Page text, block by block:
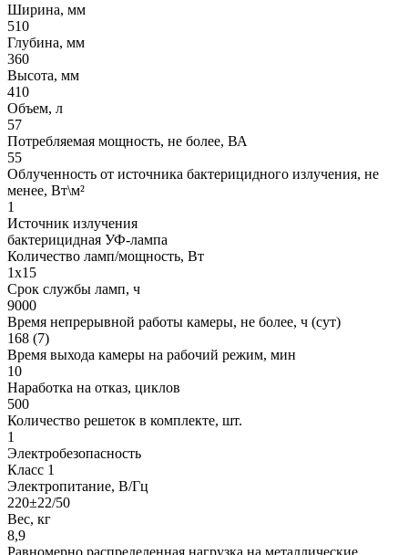
Ширина, мм
510
Глубина, мм
360
Высота, мм
410
Объем, л
57
Потребляемая мощность, не более, ВА
55
Облученность от источника бактерицидного излучения, не
менее, Вт\м²
1
Источник излучения
бактерицидная УФ-лампа
Количество ламп/мощность, Вт
1х15
Срок службы ламп, ч
9000
Время непрерывной работы камеры, не более, ч (сут)
168 (7)
Время выхода камеры на рабочий режим, мин
10
Наработка на отказ, циклов
500
Количество решеток в комплекте, шт.
1
Электробезопасность
Класс 1
Электропитание, В/Гц
220±22/50
Вес, кг
8,9
Равномерно распределенная нагрузка на металлические